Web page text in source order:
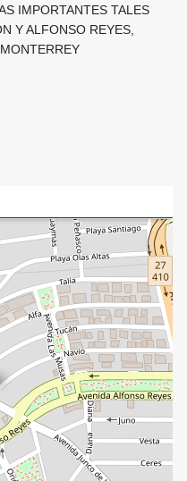
IMPORTANTES TALES
Y ALFONSO REYES,